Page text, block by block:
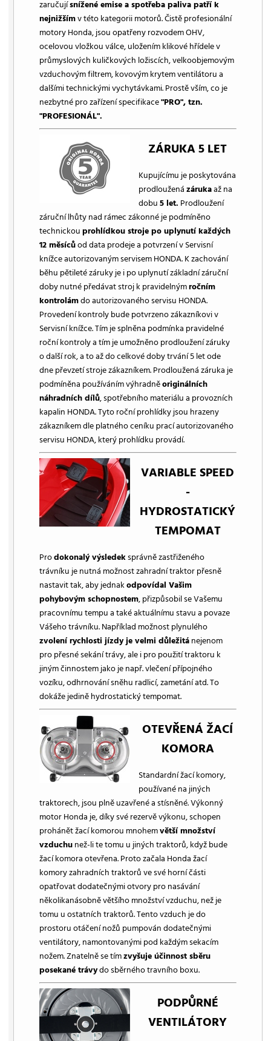
zaručujísnížené emise a spotřeba paliva patří k
nejnižšímv této kategorii motorů. Čistě profesionální
motory Honda, jsou opatřeny rozvodem OHV,
ocelovou vložkou válce, uložením klikové hřídele v
průmyslových kuličkových ložiscích, velkoobjemovým
vzduchovým filtrem, kovovým krytem ventilátoru a
dalšími technickými vychytávkami. Prostě vším, co je
nezbytné pro zařízení specifikace"PRO", tzn.
"PROFESIONÁL".
ZÁRUKA 5 LET
Kupujícímu je poskytována
prodlouženázárukaaž na
dobu5 let. Prodloužení
záruční lhůty nad rámec zákonné je podmíněno
technickouprohlídkou stroje po uplynutí každých
12 měsícůod data prodeje a potvrzení v Servisní
knížce autorizovaným servisem HONDA. K zachování
běhu pětileté záruky je i po uplynutí základní záruční
doby nutné předávat stroj k pravidelnýmročním
kontrolámdo autorizovaného servisu HONDA.
Provedení kontroly bude potvrzeno zákazníkovi v
Servisní knížce. Tím je splněna podmínka pravidelné
roční kontroly a tím je umožněno prodloužení záruky
o další rok, a to až do celkové doby trvání 5 let ode
dne převzetí stroje zákazníkem. Prodloužená záruka je
podmíněna používáním výhradněoriginálních
náhradních dílů, spotřebního materiálu a provozních
kapalin HONDA. Tyto roční prohlídky jsou hrazeny
zákazníkem dle platného ceníku prací autorizovaného
servisu HONDA, který prohlídku provádí.
VARIABLE SPEED
-
HYDROSTATICKÝ
TEMPOMAT
Prodokonalý výsledeksprávně zastřiženého
trávníku je nutná možnost zahradní traktor přesně
nastavit tak, aby jednakodpovídal Vašim
pohybovým schopnostem, přizpůsobil se Vašemu
pracovnímu tempu a také aktuálnímu stavu a povaze
Vášeho trávníku. Například možnost plynulého
zvolení rychlosti jízdy je velmi důležitánejenom
pro přesné sekání trávy, ale i pro použití traktoru k
jiným činnostem jako je např. vlečení přípojného
vozíku, odhrnování sněhu radlicí, zametání atd. To
dokáže jedině hydrostatický tempomat.
OTEVŘENÁ ŽACÍ
KOMORA
Standardní žací komory,
používané na jiných
traktorech, jsou plně uzavřené a stísněné. Výkonný
motor Honda je, díky své rezervě výkonu, schopen
prohánět žací komorou mnohemvětší množství
vzduchunež-li te tomu u jiných traktorů, když bude
žací komora otevřena. Proto začala Honda žací
komory zahradních traktorů ve své horní části
opatřovat dodatečnými otvory pro nasávání
několikanásobně většího množství vzduchu, než je
tomu u ostatních traktorů. Tento vzduch je do
prostoru otáčení nožů pumpován dodatečnými
ventilátory, namontovanými pod každým sekacím
nožem. Znatelně se tímzvyšuje účinnost sběru
posekané trávydo sběrného travního boxu.
PODPŮRNÉ
VENTILÁTORY